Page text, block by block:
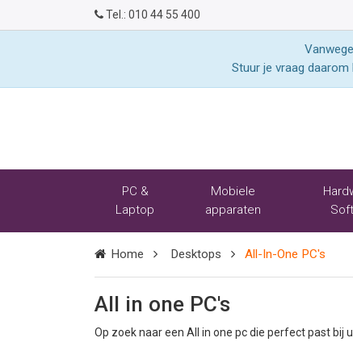
Tel.: 010 44 55 400
Stuur je vraag
PC &
Laptop
Mobiele
apparaten
Home Desktops All-In-One PC's
All in one PC's
Op zoek naar een All in one pc die perfect past